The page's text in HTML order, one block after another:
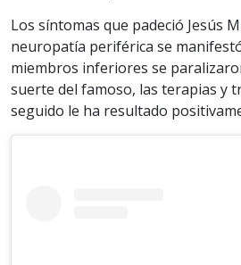
Los síntomas que padeció Jesús
neuropatía periférica se
miembros inferiores se
suerte del famoso, las terapias y
seguido le ha resultado